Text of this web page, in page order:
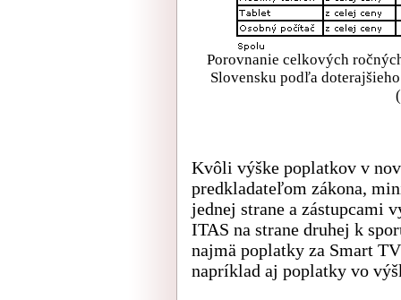
Porovnanie celkových
Slovensku podľa
Kvôli výške poplatkov v
predkladateľom zákona,
jednej strane a zástupcami
ITAS na strane druhej k
najmä poplatky za Smart
napríklad aj poplatky vo